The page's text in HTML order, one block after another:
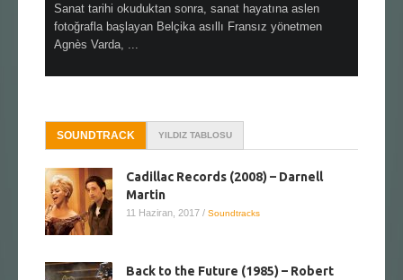
Sanat tarihi okuduktan sonra, sanat hayatına aslen
fotoğrafla başlayan Belçika asıllı Fransız yönetmen
Agnès Varda, ...
SOUNDTRACK YILDIZ TABLOSU
Cadillac Records (2008) – Darnell
Martin
11 Haziran, 2017 / Soundtracks
Back to the Future (1985) – Robert